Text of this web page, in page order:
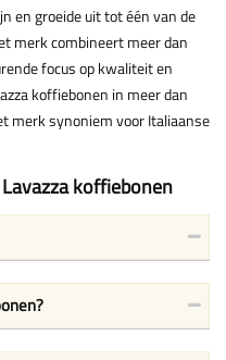
en groeide uit tot één van de
merk combineert meer dan
focus op kwaliteit en
koffiebonen in meer dan
merk synoniem voor Italiaanse
koffiebonen